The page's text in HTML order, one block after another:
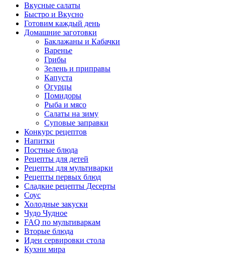
Вкусные салаты
Быстро и Вкусно
Готовим каждый день
Домашние заготовки
Баклажаны и Кабачки
Варенье
Грибы
Зелень и приправы
Капуста
Огурцы
Помидоры
Рыба и мясо
Салаты на зиму
Суповые заправки
Конкурс рецептов
Напитки
Постные блюда
Рецепты для детей
Рецепты для мультиварки
Рецепты первых блюд
Сладкие рецепты Десерты
Соус
Холодные закуски
Чудо Чудное
FAQ по мультиваркам
Вторые блюда
Идеи сервировки стола
Кухни мира